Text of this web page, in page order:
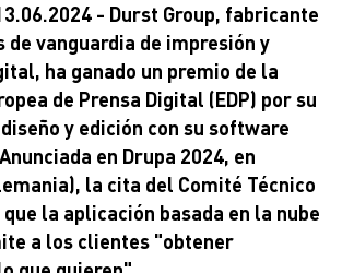
- Durst Group, fabricante
de vanguardia de impresión y
ha ganado un premio de la
de Prensa Digital (EDP) por su
y edición con su software
en Drupa 2024, en
la cita del Comité Técnico
que la aplicación basada en la nube
a los clientes "obtener